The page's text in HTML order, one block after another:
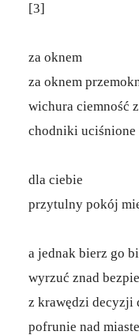
[3]
za oknem
za oknem
wichura ciemność
chodniki uciśnione
dla ciebie
przytulny pokój
a jednak bierz go
wyrzuć znad
z krawędzi decyzji
pofrunie nad